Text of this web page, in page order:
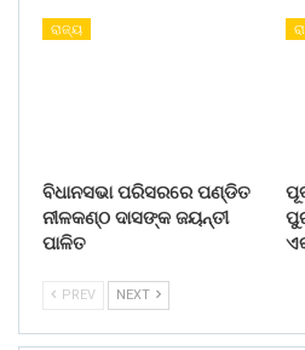
ରାଜ୍ୟ
ବିଧାନସଭା ପରିସରରେ ପଣ୍ଡିତ
ନୀଳକଣ୍ଠ ଦାସଙ୍କ ଜୟନ୍ତୀ
ପାଳିତ
PREV NEXT